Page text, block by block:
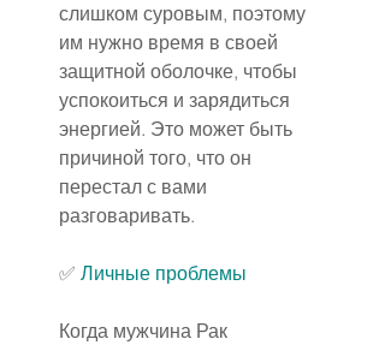
слишком суровым, поэтому
им нужно время в своей
защитной оболочке, чтобы
успокоиться и зарядиться
энергией. Это может быть
причиной того, что он
перестал с вами
разговаривать.
✅ Личные проблемы
Когда мужчина Рак